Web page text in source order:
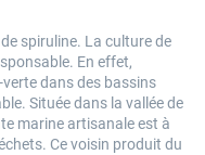
spiruline. La culture de
En effet,
dans des bassins
Située dans la vallée de
marine artisanale est à
Ce voisin produit du